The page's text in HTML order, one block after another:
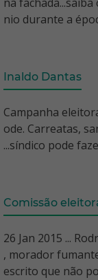
nio durante a
Inaldo Dantas
Campanha
ode. Carreatas,
...síndico pode
Comissão
26 Jan 2015 ...
, morador
escrito que não